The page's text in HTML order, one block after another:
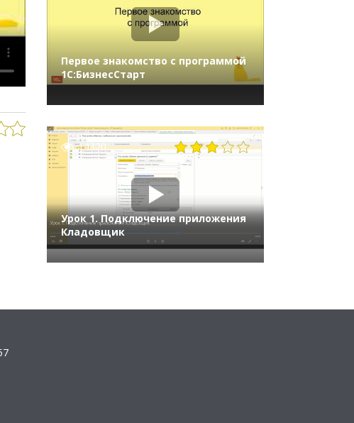
Первое знакомство с программой
1С:БизнесСтарт
14320
Урок 1. Подключение приложения
Кладовщик